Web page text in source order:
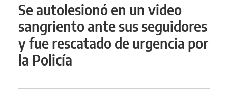
Se autolesionó en un video
sangriento ante sus seguidores
y fue rescatado de urgencia por
la Policía